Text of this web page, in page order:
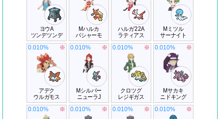
ヨウA
ツンデツンデ
Mハルカ
バシャーモ
ハルカ'22A
ラティアス
Mミツル
サーナイト
アデク
ウルガモス
0.010% ※
Mシルバー
ニューラJ
0.010% ※
クロツグ
レジギガス
0.010% ※
Mサカキ
ニドキング
0.010% ※
0.010% ※ 0.010% ※ 0.010% ※ 0.010% ※